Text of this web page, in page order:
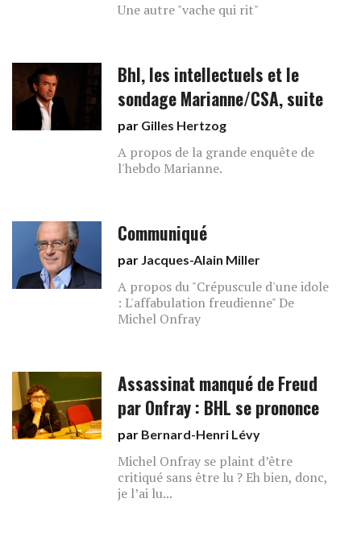
Une autre "vache qui rit"
Bhl, les intellectuels et le
sondage Marianne/CSA, suite
par Gilles Hertzog
A propos de la grande enquête de
l'hebdo Marianne.
Communiqué
par Jacques-Alain Miller
A propos du "Crépuscule d'une idole
: L'affabulation freudienne" De
Michel Onfray
Assassinat manqué de Freud
par Onfray : BHL se prononce
par Bernard-Henri Lévy
Michel Onfray se plaint d’être
critiqué sans être lu ? Eh bien, donc,
je l’ai lu...